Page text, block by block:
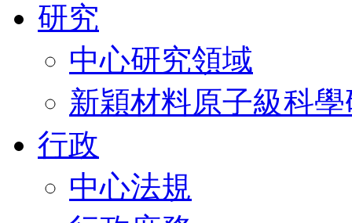
研究
中心研究領域
新穎材料原子級科
行政
中心法規